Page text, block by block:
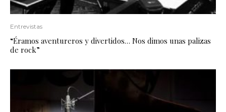
Entrevistas
“Éramos aventureros y divertidos… Nos dimos unas palizas
de rock”